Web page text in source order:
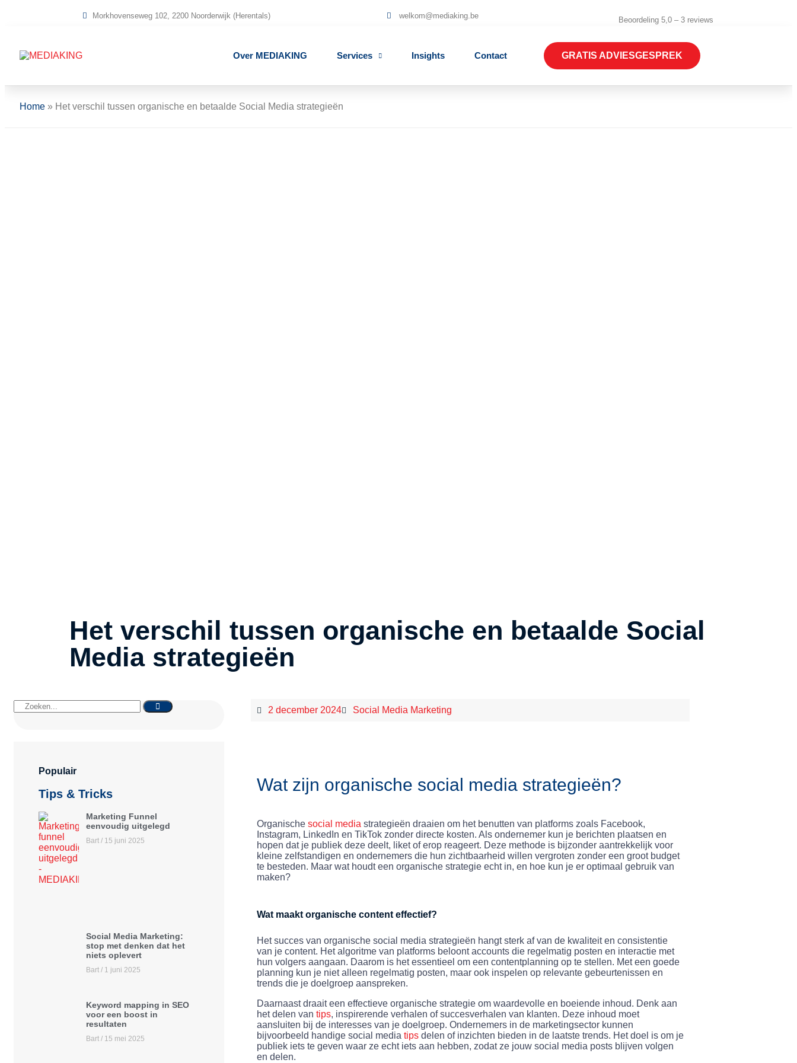
Morkhovenseweg 102, 2200 Noorderwijk (Herentals) welkom@mediaking.be Beoordeling 5,0 – 3 reviews
Over MEDIAKING Services Insights Contact GRATIS ADVIESGESPREK
Home » Het verschil tussen organische en betaalde Social Media strategieën
Het verschil tussen organische en betaalde Social
Media strategieën
Populair
Tips & Tricks
Marketing Funnel
eenvoudig uitgelegd
Bart 15 juni 2025
Social Media Marketing:
stop met denken dat het
niets oplevert
Bart 1 juni 2025
Keyword mapping in SEO
voor een boost in
resultaten
Bart 15 mei 2025
2 december 2024 Social Media Marketing
Wat zijn organische social media strategieën?
Organische social media strategieën draaien om het benutten van platforms zoals Facebook,
Instagram, LinkedIn en TikTok zonder directe kosten. Als ondernemer kun je berichten plaatsen en
hopen dat je publiek deze deelt, liket of erop reageert. Deze methode is bijzonder aantrekkelijk voor
kleine zelfstandigen en ondernemers die hun zichtbaarheid willen vergroten zonder een groot budget
te besteden. Maar wat houdt een organische strategie echt in, en hoe kun je er optimaal gebruik van
maken?
Wat maakt organische content effectief?
Het succes van organische social media strategieën hangt sterk af van de kwaliteit en consistentie
van je content. Het algoritme van platforms beloont accounts die regelmatig posten en interactie met
hun volgers aangaan. Daarom is het essentieel om een contentplanning op te stellen. Met een goede
planning kun je niet alleen regelmatig posten, maar ook inspelen op relevante gebeurtenissen en
trends die je doelgroep aanspreken.
Daarnaast draait een effectieve organische strategie om waardevolle en boeiende inhoud. Denk aan
het delen van tips, inspirerende verhalen of succesverhalen van klanten. Deze inhoud moet
aansluiten bij de interesses van je doelgroep. Ondernemers in de marketingsector kunnen
bijvoorbeeld handige social media tips delen of inzichten bieden in de laatste trends. Het doel is om je
publiek iets te geven waar ze echt iets aan hebben, zodat ze jouw social media posts blijven volgen
en delen.